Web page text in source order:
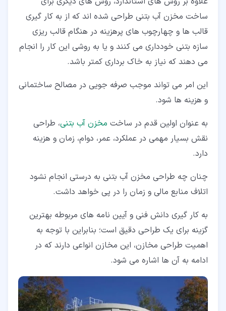
ساخت مخزن آب بتنی طراحی شده اند که از به ­کار گیری
قالب ها و چهارچوب های پرهزینه در هنگام قالب ریزی
سازه بتنی خودداری می کنند و یا به روشی این کار را انجام
می دهند که نیاز به خاک برداری کمتر باشد.
این امر می تواند موجب صرفه جویی در مصالح ساختمانی
و هزینه ها شود.
به عنوان اولین قدم در ساخت مخزن آب بتنی، طراحی
نقش بسیار مهمی در عملکرد، عمر، دوام، زمان و هزینه
دارد.
چنان چه طراحی مخزن آب بتنی به درستی انجام نشود
اتلاف منابع مالی و زمان را در پی خواهد داشت.
به کار گیری دانش فنی و آیین نامه های مربوطه بهترین
گزینه برای یک طراحی دقیق است؛ بنابراین با توجه به
اهمیت طراحی مخازن، این مخازن انواعی دارند که در
ادامه به آن ها اشاره می شود.